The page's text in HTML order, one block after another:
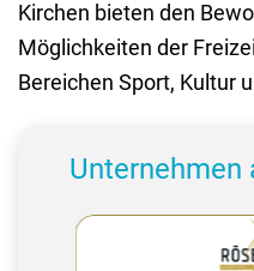
Kirchen bieten den
Möglichkeiten der
Bereichen Sport, Kultur
Unternehmen